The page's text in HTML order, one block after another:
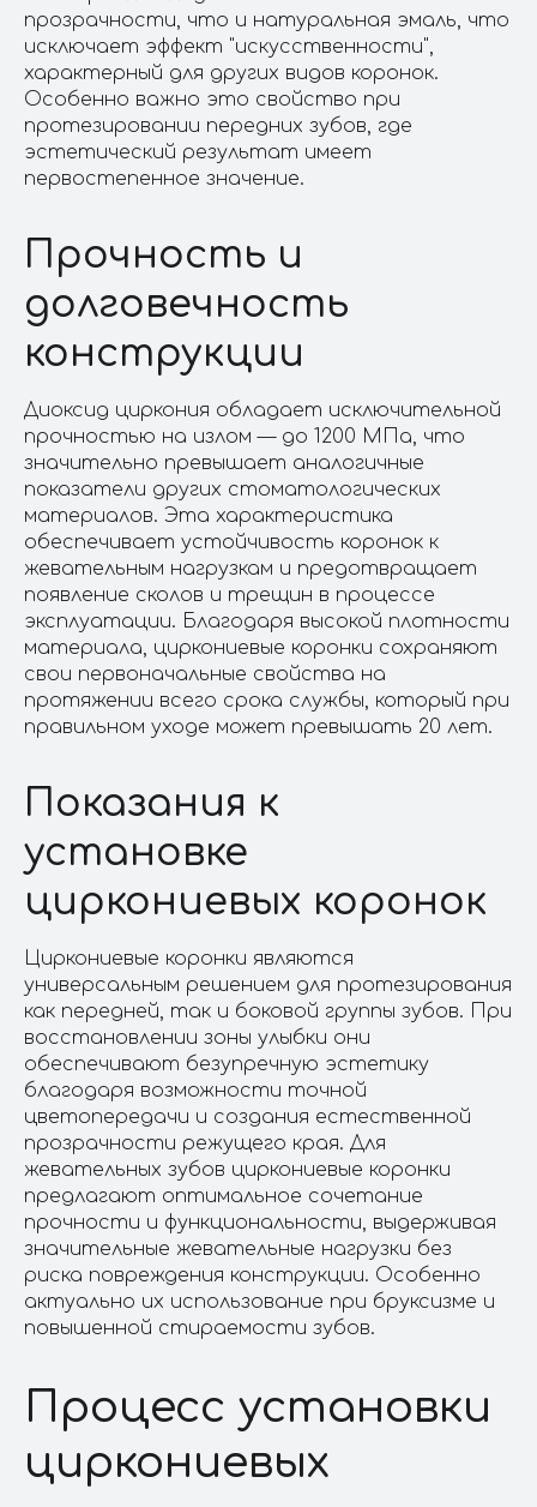
прозрачности, что и натуральная эмаль, что
исключает эффект "искусственности",
характерный для других видов коронок.
Особенно важно это свойство при
протезировании передних зубов, где
эстетический результат имеет
первостепенное значение.
Прочность и
долговечность
конструкции
Диоксид циркония обладает исключительной
прочностью на излом — до 1200 МПа, что
значительно превышает аналогичные
показатели других стоматологических
материалов. Эта характеристика
обеспечивает устойчивость коронок к
жевательным нагрузкам и предотвращает
появление сколов и трещин в процессе
эксплуатации. Благодаря высокой плотности
материала, циркониевые коронки сохраняют
свои первоначальные свойства на
протяжении всего срока службы, который при
правильном уходе может превышать 20 лет.
Показания к
установке
циркониевых коронок
Циркониевые коронки являются
универсальным решением для протезирования
как передней, так и боковой группы зубов. При
восстановлении зоны улыбки они
обеспечивают безупречную эстетику
благодаря возможности точной
цветопередачи и создания естественной
прозрачности режущего края. Для
жевательных зубов циркониевые коронки
предлагают оптимальное сочетание
прочности и функциональности, выдерживая
значительные жевательные нагрузки без
риска повреждения конструкции. Особенно
актуально их использование при бруксизме и
повышенной стираемости зубов.
Процесс установки
циркониевых
+7 499 673 92 86
ОБРАТНЫЙ ЗВОНОК
TELEGRAM
Москва, м. Соколиная
гора
09:00–21:00 (пн–пт)
09:00–18:00 (сб)
по записи (вс)
ОГРН 1247700608264
КПП 771901001
Материалы на медицинскую тематику,
размещенные на данной странице, носят
информационный характер
и не предназначены для использования
их в качестве рекомендаций по лечению.
Определение диагноза и выбор методики
лечения — исключительная прерогатива
лечащего врача.
ответственности за возможные
негативные последствия, возникшие
в результате использования информации,
Имеются противопоказания. Необходима
консультация специалиста.
+